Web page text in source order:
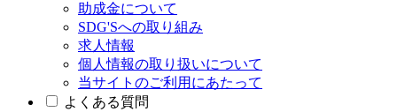
助成金について
SDG'Sへの取り組み
求人情報
個人情報の取り扱いについて
当サイトのご利用にあたって
よくある質問